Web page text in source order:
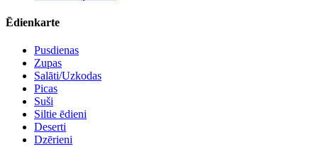
Ēdienkarte
Pusdienas
Zupas
Salāti/Uzkodas
Picas
Suši
Siltie ēdieni
Deserti
Dzērieni